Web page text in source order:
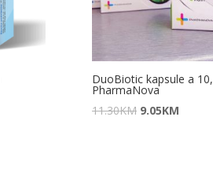
DuoBiotic kapsule a 10,
PharmaNova
11.30KM 9.05KM